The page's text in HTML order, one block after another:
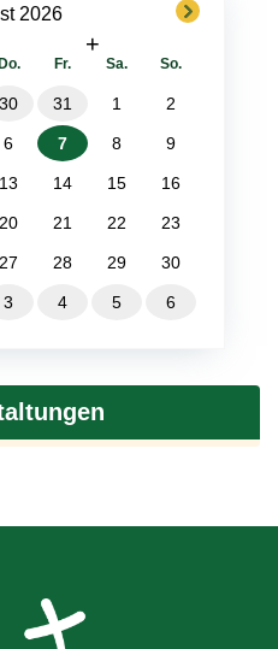
2026
+
next
Fr. Sa. So.
30 31 1 2
6 7 8 9
13 14 15 16
20 21 22 23
27 28 29 30
3 4 5 6